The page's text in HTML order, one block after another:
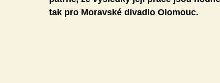
tak pro Moravské divadlo Olomouc.